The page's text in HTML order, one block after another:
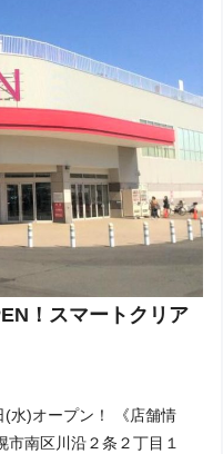
！スマートクリア
(水)オープン！ 《店舗情
南区川沿２条２丁目１